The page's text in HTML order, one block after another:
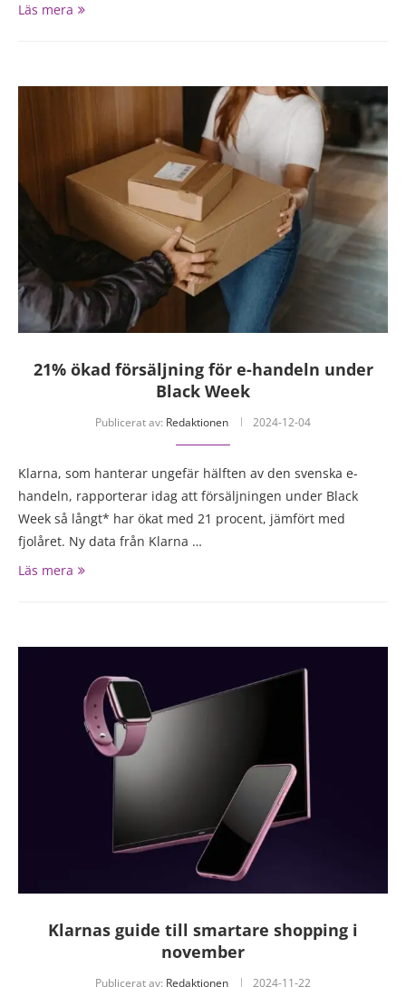
Läs mera
21% ökad försäljning för e-handeln under
Black Week
Publicerat av: Redaktionen 2024-12-04
Klarna, som hanterar ungefär hälften av den svenska e-
handeln, rapporterar idag att försäljningen under Black
Week så långt* har ökat med 21 procent, jämfört med
fjolåret. Ny data från Klarna …
Läs mera
Klarnas guide till smartare shopping i
november
Publicerat av: Redaktionen 2024-11-22